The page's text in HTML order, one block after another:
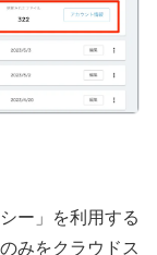
ー」を利用する
みをクラウドス